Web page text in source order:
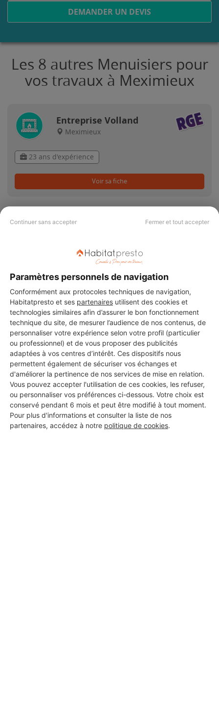
Continuer sans accepter Fermer et tout accepter
Paramètres personnels de navigation
Conformément aux protocoles techniques de navigation,
Habitatpresto et ses partenaires utilisent des cookies et
technologies similaires afin d’assurer le bon fonctionnement
technique du site, de mesurer l’audience de nos contenus, de
personnaliser votre expérience selon votre profil (particulier
ou professionnel) et de vous proposer des publicités
adaptées à vos centres d’intérêt. Ces dispositifs nous
permettent également de sécuriser vos échanges et
d'améliorer la pertinence de nos services de mise en relation.
Vous pouvez accepter l'utilisation de ces cookies, les refuser,
ou personnaliser vos préférences ci-dessous. Votre choix est
conservé pendant 6 mois et peut être modifié à tout moment.
Pour plus d'informations et consulter la liste de nos
partenaires, accédez à notre politique de cookies.
DEMANDER UN DEVIS
Les 8 autres Menuisiers pour
vos travaux à Meximieux
Entreprise Volland
Meximieux
23 ans d'expérience
Voir sa fiche
Bérodier Hervé
Voir sa fiche
SAFIMAR ELEC
Meximieux
12 ans d'expérience
Voir sa fiche